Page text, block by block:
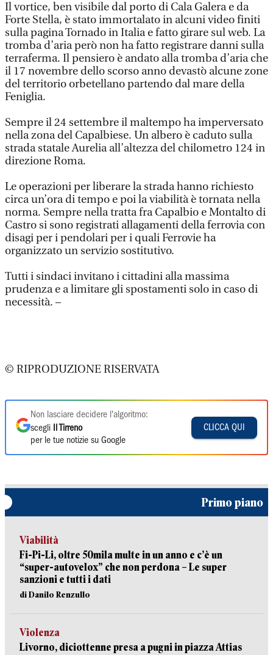
Il vortice, ben visibile dal porto di Cala Galera e da
Forte Stella, è stato immortalato in alcuni video finiti
sulla pagina Tornado in Italia e fatto girare sul web. La
tromba d’aria però non ha fatto registrare danni sulla
terraferma. Il pensiero è andato alla tromba d’aria che
il 17 novembre dello scorso anno devastò alcune zone
del territorio orbetellano partendo dal mare della
Feniglia.
Sempre il 24 settembre il maltempo ha imperversato
nella zona del Capalbiese. Un albero è caduto sulla
strada statale Aurelia all’altezza del chilometro 124 in
direzione Roma.
Le operazioni per liberare la strada hanno richiesto
circa un’ora di tempo e poi la viabilità è tornata nella
norma. Sempre nella tratta fra Capalbio e Montalto di
Castro si sono registrati allagamenti della ferrovia con
disagi per i pendolari per i quali Ferrovie ha
organizzato un servizio sostitutivo.
Tutti i sindaci invitano i cittadini alla massima
prudenza e a limitare gli spostamenti solo in caso di
necessità. –
© RIPRODUZIONE RISERVATA
Non lasciare decidere l'algoritmo:
scegli
Il Tirreno
per le tue notizie su Google
CLICCA QUI
Primo piano
Viabilità
Fi-Pi-Li, oltre 50mila multe in un anno e c’è un
“super-autovelox” che non perdona – Le super
sanzioni e tutti i dati
di Danilo Renzullo
Violenza
Livorno, diciottenne presa a pugni in piazza Attias